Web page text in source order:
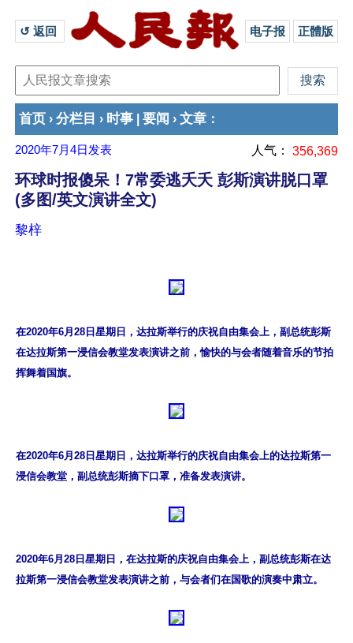
↺ 返回 电子报 正體版
首页 › 分栏目 › 时事 要闻 › 文章 ：
2020年7月4日 发表 人气： 356,369
环球时报傻呆！7常委逃夭夭 彭斯演讲脱口罩
(多图/英文演讲全文)
黎梓
在2020年6月28日星期日，达拉斯举行的庆祝自由集会上，副总统彭斯
在达拉斯第一浸信会教堂发表演讲之前，愉快的与会者随着音乐的节拍
挥舞着国旗。
在2020年6月28日星期日，达拉斯举行的庆祝自由集会上的达拉斯第一
浸信会教堂，副总统彭斯摘下口罩，准备发表演讲。
2020年6月28日星期日，在达拉斯的庆祝自由集会上，副总统彭斯在达
拉斯第一浸信会教堂发表演讲之前，与会者们在国歌的演奏中肃立。